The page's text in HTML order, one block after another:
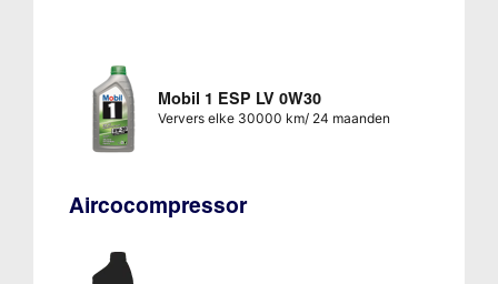
Mobil 1 ESP LV 0W30
Ververs elke 30000 km/ 24 maanden
Aircocompressor